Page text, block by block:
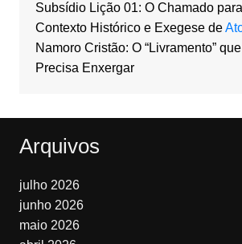
Subsídio Lição 01: O Chamado
Contexto Histórico e Exegese de
Namoro Cristão: O “Livramento”
Precisa Enxergar
Arquivos
julho 2026
junho 2026
maio 2026